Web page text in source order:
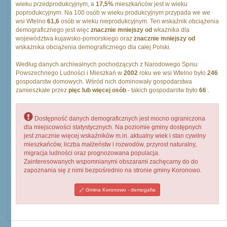
wieku przedprodukcyjnym, a 17,5% mieszkańców jest w wieku
poprodukcyjnym. Na 100 osób w wieku produkcyjnym przypada we we
wsi Wtelno 61,6 osób w wieku nieprodukcyjnym. Ten wskaźnik obciążenia
demograficznego jest więc znacznie mniejszy od wkażnika dla
województwa kujawsko-pomorskiego oraz znacznie mniejszy od
wskażnika obciążenia demograficznego dla całej Polski.
Według danych archiwalnych pochodzących z Narodowego Spisu
Powszechnego Ludności i Mieszkań w 2002 roku we wsi Wtelno było 246
gospodarstw domowych. Wśród nich dominowały gospodarstwa
zamieszkałe przez pięc lub więcej osób - takich gospodarstw było 66 .
Dostępność danych demograficznych jest mocno ograniczona
dla miejscowości statystycznych. Na poziomie gminy dostępnych
jest znacznie więcej wskaźników m.in. aktualny wiek i stan cywilny
mieszkańców, liczba małżeństw i rozwodów, przyrost naturalny,
migracja ludności oraz prognozowana populacja.
Zainteresowanych wspomnianymi obszarami zachęcamy do do
zapoznania się z nimi bezpośrednio na stronie gminy Koronowo.
Gmina Koronowo - demogafia